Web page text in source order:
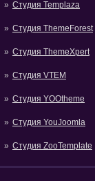
Студия Templaza
Студия ThemeForest
Студия ThemeXpert
Студия VTEM
Студия YOOtheme
Студия YouJoomla
Студия ZooTemplate